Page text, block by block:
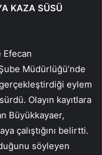
KAZA SÜSÜ
Efecan
Müdürlüğü’nde
eylem
Olayın kayıtlara
Büyükkayaer,
çalıştığını belirtti.
söyleyen